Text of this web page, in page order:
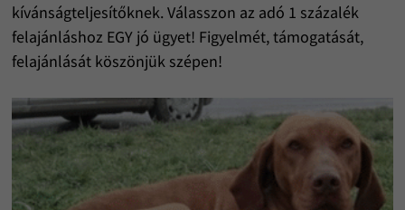
kívánságteljesítőknek. Válasszon az adó 1 százalék
felajánláshoz EGY jó ügyet! Figyelmét, támogatását,
felajánlását köszönjük szépen!